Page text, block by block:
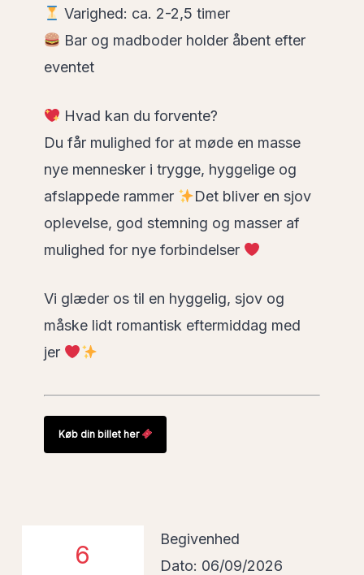
Varighed: ca. 2-2,5 timer
Bar og madboder holder åbent efter
eventet
Hvad kan du forvente?
Du får mulighed for at møde en masse
nye mennesker i trygge, hyggelige og
afslappede rammer
Det bliver en sjov
oplevelse, god stemning og masser af
mulighed for nye forbindelser
Vi glæder os til en hyggelig, sjov og
måske lidt romantisk eftermiddag med
jer
Køb din billet her
6
Begivenhed
Dato: 06/09/2026